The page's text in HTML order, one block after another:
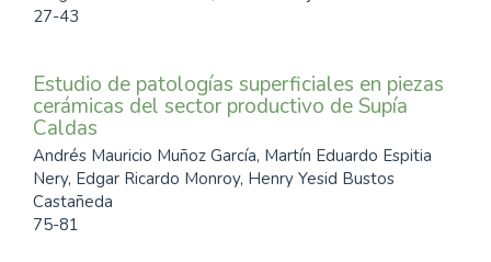
27-43
Estudio de patologías superficiales en piezas
cerámicas del sector productivo de Supía
Caldas
Andrés Mauricio Muñoz García, Martín Eduardo Espitia
Nery, Edgar Ricardo Monroy, Henry Yesid Bustos
Castañeda
75-81